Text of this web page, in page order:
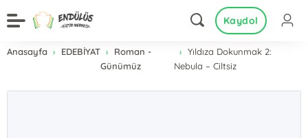
Kaydol
Anasayfa EDEBİYAT
Roman -
Günümüz
Yıldıza Dokunmak 2:
Nebula – Ciltsiz